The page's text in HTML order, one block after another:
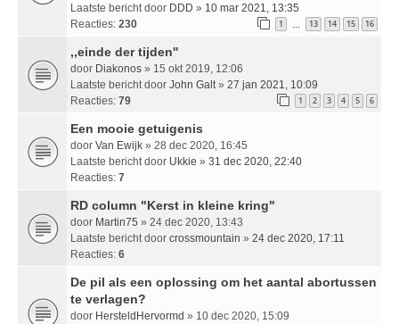
Laatste bericht door DDD » 10 mar 2021, 13:35
Reacties: 230 1 … 13 14 15 16
,,einde der tijden''
door Diakonos » 15 okt 2019, 12:06
Laatste bericht door John Galt » 27 jan 2021, 10:09
Reacties: 79 1 2 3 4 5 6
Een mooie getuigenis
door Van Ewijk » 28 dec 2020, 16:45
Laatste bericht door Ukkie » 31 dec 2020, 22:40
Reacties: 7
RD column "Kerst in kleine kring"
door Martin75 » 24 dec 2020, 13:43
Laatste bericht door crossmountain » 24 dec 2020, 17:11
Reacties: 6
De pil als een oplossing om het aantal abortussen
te verlagen?
door HersteldHervormd » 10 dec 2020, 15:09